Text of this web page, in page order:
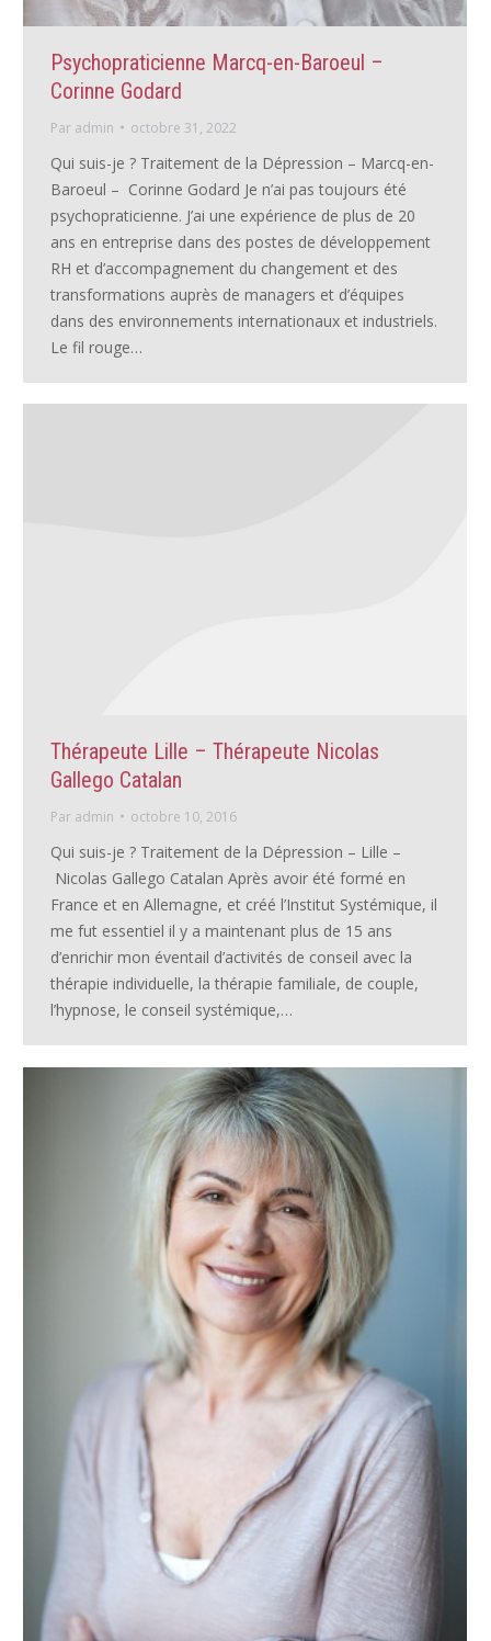
Psychopraticienne Marcq-en-Baroeul –
Corinne Godard
Par admin octobre 31, 2022
Qui suis-je ? Traitement de la Dépression – Marcq-en-
Baroeul – Corinne Godard Je n’ai pas toujours été
psychopraticienne. J’ai une expérience de plus de 20
ans en entreprise dans des postes de développement
RH et d’accompagnement du changement et des
transformations auprès de managers et d’équipes
dans des environnements internationaux et industriels.
Le fil rouge…
Thérapeute Lille – Thérapeute Nicolas
Gallego Catalan
Par admin octobre 10, 2016
Qui suis-je ? Traitement de la Dépression – Lille –
Nicolas Gallego Catalan Après avoir été formé en
France et en Allemagne, et créé l’Institut Systémique, il
me fut essentiel il y a maintenant plus de 15 ans
d’enrichir mon éventail d’activités de conseil avec la
thérapie individuelle, la thérapie familiale, de couple,
l’hypnose, le conseil systémique,…